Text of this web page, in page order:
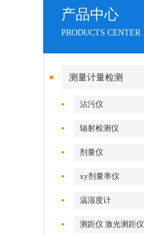
产品中心
PRODUCTS CENTER
测量计量检测
沾污仪
辐射检测仪
剂量仪
xy剂量率仪
温湿度计
测距仪 激光测距仪